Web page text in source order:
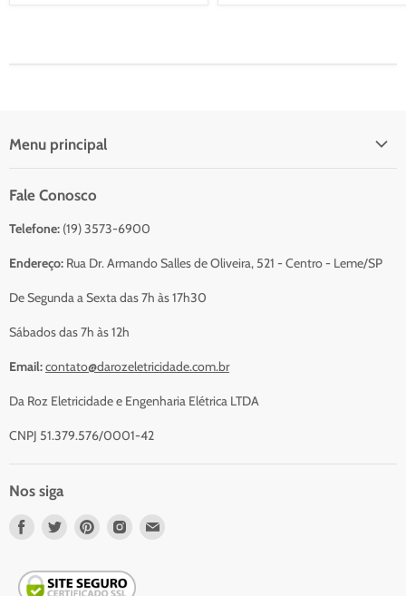
Menu principal
Catálogo Para Orçamento
Resumo do Orçamento
Sobre Nós
Fale Conosco
Telefone: (19) 3573-6900
Endereço: Rua Dr. Armando Salles de Oliveira, 521 - Centro - Leme/SP
De Segunda a Sexta das 7h às 17h30
Sábados das 7h às 12h
Email:contato@darozeletricidade.com.br
Da Roz Eletricidade e Engenharia Elétrica LTDA
CNPJ 51.379.576/0001-42
Nos siga
Nos
em
Facebook
Nos
em
Twitter
Nos
em
Pinterest
Nos
Instagram